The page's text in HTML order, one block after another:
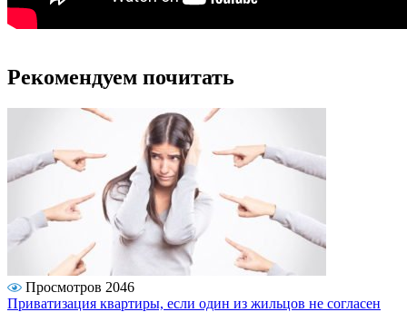
Рекомендуем почитать
Просмотров 2046
Приватизация квартиры, если один из жильцов не согласен